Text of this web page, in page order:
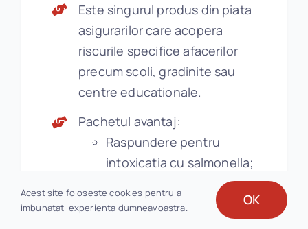
Este singurul produs din piata
asigurarilor care acopera
riscurile specifice afacerilor
precum scoli, gradinite sau
centre educationale.
Pachetul avantaj:
Raspundere pentru
intoxicatia cu salmonella;
Despagubim bunurile
furate copiilor din incinta
scolilor sau gradinitelor;
Acest site foloseste cookies pentru a
imbunatati experienta dumneavoastra.
OK